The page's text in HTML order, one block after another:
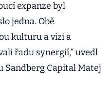
expanze byl
jedna. Obě
kulturu a vizi a
řadu synergií,“ uvedl
Sandberg Capital Matej